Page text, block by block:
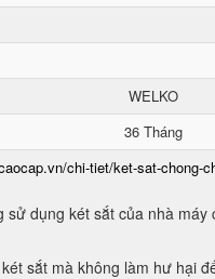
WELKO
36 Tháng
chi-tiet/ket-sat-chong-
dụng két sắt của nhà
sắt mà không làm hư hại